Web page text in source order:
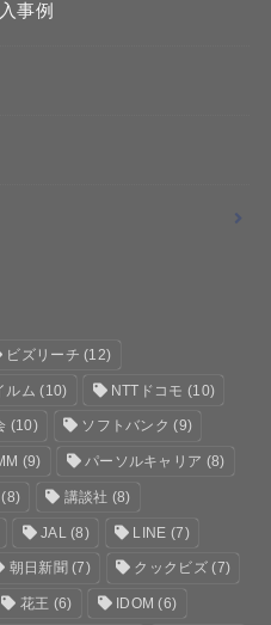
事例
ビズリーチ (12)
ルム (10) NTTドコモ (10)
(10) ソフトバンク (9)
(9) パーソルキャリア (8)
(8) 講談社 (8)
JAL (8) LINE (7)
朝日新聞 (7) クックビズ(7)
花王 (6) IDOM (6)